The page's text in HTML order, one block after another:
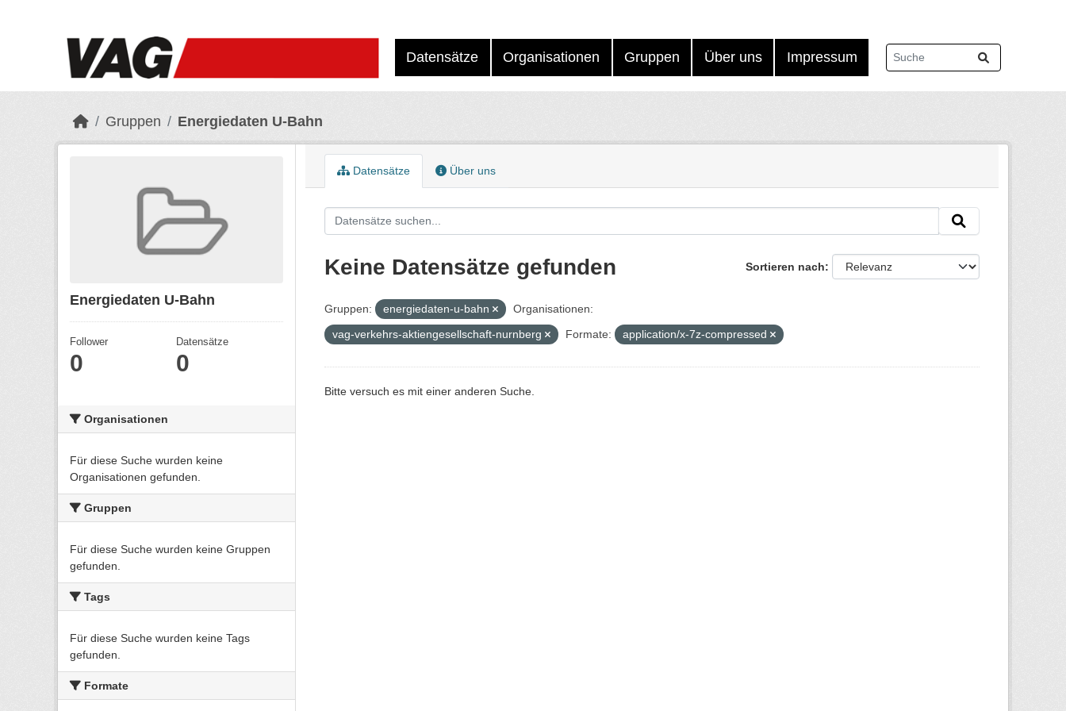
Datensätze Organisationen Gruppen Über uns Impressum
Gruppen Energiedaten U-Bahn
Energiedaten U-Bahn
Follower
0
Datensätze
0
Organisationen
Für diese Suche wurden keine
Organisationen gefunden.
Gruppen
Für diese Suche wurden keine Gruppen
gefunden.
Tags
Für diese Suche wurden keine Tags
gefunden.
Formate
Datensätze Über uns
Sortieren nach
Keine Datensätze gefunden
Gruppen: energiedaten-u-bahn
Organisationen:
vag-verkehrs-aktiengesellschaft-nurnberg
Formate: application/x-7z-compressed
Bitte versuch es mit einer anderen Suche.